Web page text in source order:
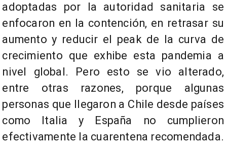
adoptadas por la autoridad sanitaria se
enfocaron en la contención, en retrasar su
aumento y reducir el peak de la curva de
crecimiento que exhibe esta pandemia a
nivel global. Pero esto se vio alterado,
entre otras razones, porque algunas
personas que llegaron a Chile desde países
como Italia y España no cumplieron
efectivamente la cuarentena recomendada.